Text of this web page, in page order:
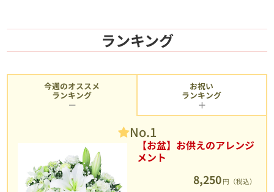
ランキング
今週のオススメ
ランキング
No.1
【お盆】お供えのアレンジ
メント
8,250 円（税込）
お祝い
ランキング